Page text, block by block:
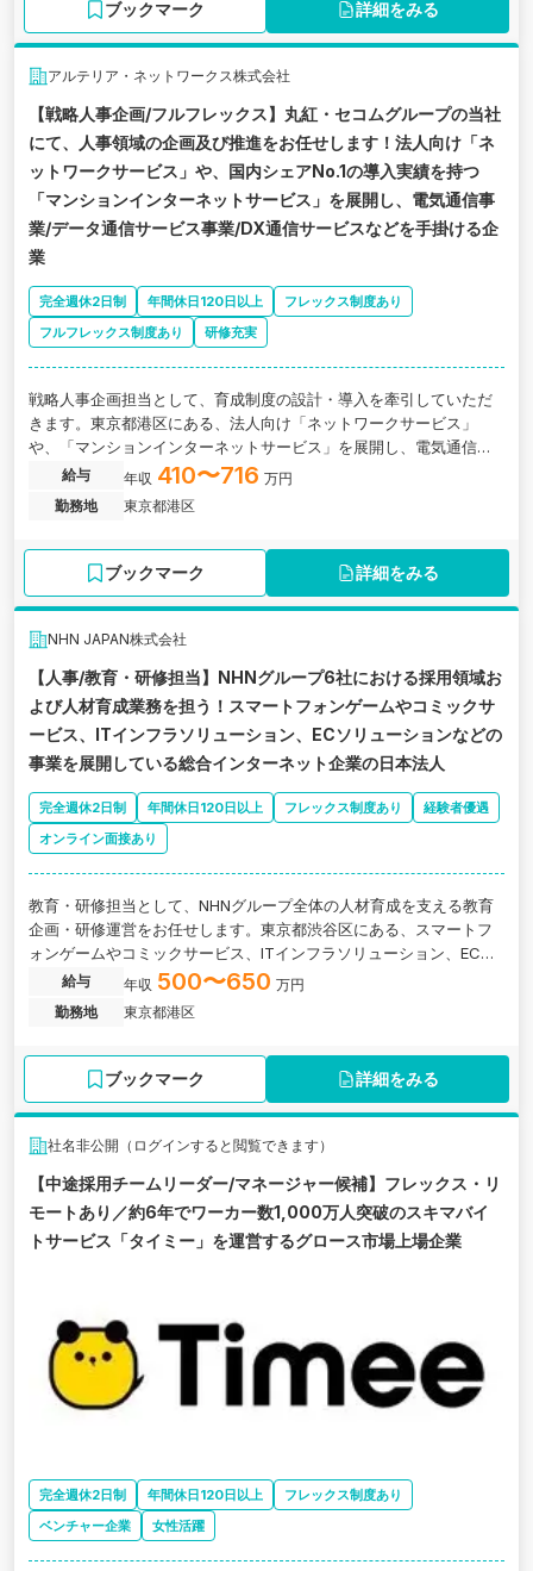
ブックマーク 詳細をみる
アルテリア・ネットワークス株式会社
【戦略人事企画/フルフレックス】丸紅・セコムグループの当社
にて、人事領域の企画及び推進をお任せします！法人向け「ネ
ットワークサービス」や、国内シェアNo.1の導入実績を持つ
「マンションインターネットサービス」を展開し、電気通信事
業/データ通信サービス事業/DX通信サービスなどを手掛ける企
業
完全週休2日制 年間休日120日以上
フレックス制度あり
フルフレックス制度あり
研修充実
戦略人事企画担当として、育成制度の設計・導入を牽引していただ
きます。東京都港区にある、法人向け「ネットワークサービス」
や、「マンションインターネットサービス」を展開し、電気通信事
業/データ通信サービス事業などを手掛ける企業の求人です。
給与 年収 410〜716 万円
勤務地
東京都港区
ブックマーク 詳細をみる
NHN JAPAN株式会社
【人事/教育・研修担当】NHNグループ6社における採用領域お
よび人材育成業務を担う！スマートフォンゲームやコミックサ
ービス、ITインフラソリューション、ECソリューションなどの
事業を展開している総合インターネット企業の日本法人
完全週休2日制 年間休日120日以上 フレックス制度あり
経験者優遇
オンライン面接あり
教育・研修担当として、NHNグループ全体の人材育成を支える教育
企画・研修運営をお任せします。東京都渋谷区にある、スマートフ
ォンゲームやコミックサービス、ITインフラソリューション、ECソ
リューションなどの事業を展開している企業の求人です。
給与 年収 500〜650 万円
勤務地
東京都港区
ブックマーク 詳細をみる
社名非公開（ログインすると閲覧できます）
【中途採用チームリーダー/マネージャー候補】フレックス・リ
モートあり／約6年でワーカー数1,000万人突破のスキマバイ
トサービス「タイミー」を運営するグロース市場上場企業
完全週休2日制 年間休日120日以上
フレックス制度あり
ベンチャー企業
女性活躍